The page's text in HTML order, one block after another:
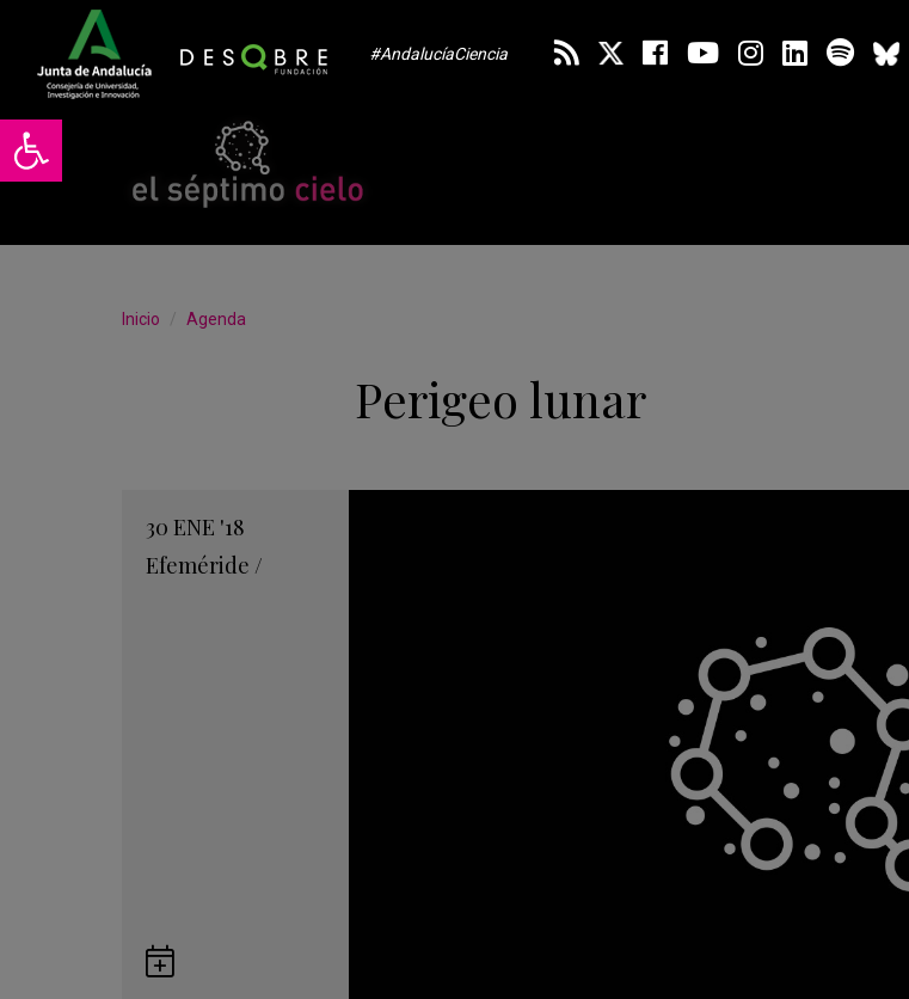
Abrir barra de herramientas
#AndalucíaCiencia
Inicio Agenda
Perigeo lunar
30 ENE '18
Efeméride /
Guardar
en